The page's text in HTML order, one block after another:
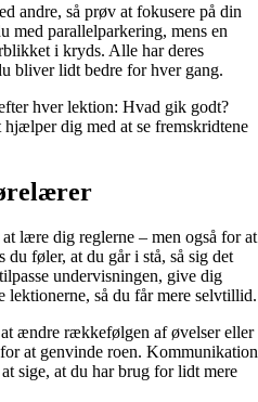
andre, så prøv at fokusere på din
med parallelparkering, mens en
i kryds. Alle har deres
bliver lidt bedre for hver gang.
hver lektion: Hvad gik godt?
dig med at se fremskridtene
lære dig reglerne – men også for at
du føler, at du går i stå, så sig det
undervisningen, give dig
så du får mere selvtillid.
ændre rækkefølgen af øvelser eller
at genvinde roen. Kommunikation
sige, at du har brug for lidt mere